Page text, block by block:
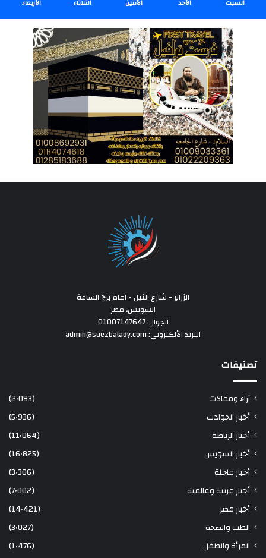
السبت الأحد الأثنين الثلاثاء الأربعاء
الزراير - شارع النيل - امام برج الساعة
السويس، مصر
الجوال: 01007147647
البريد الألكتروني: admin@suezbalady.com
تصنيفات
آراء ومقالات
(2٬093)
أخبار الحوادث
(5٬936)
أخبار الرياضة
(11٬064)
أخبار السويس
(16٬825)
أخبار عاجلة
(3٬306)
أخبار عربية وعالمية
(7٬002)
أخبار مصر
(14٬421)
الطب والصحة
(3٬027)
المرأة والطفل
(1٬476)